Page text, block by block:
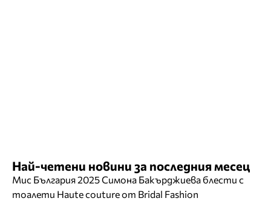
Най-четени новини за последния месец
Мис България 2025 Симона Бакърджиева блести с
тоалети Haute couture от Bridal Fashion